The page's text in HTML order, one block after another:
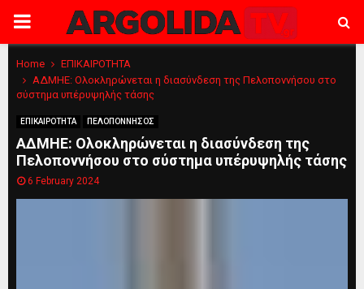
PRIMARY
MENU
Home
ΕΠΙΚΑΙΡΟΤΗΤΑ
ΑΔΜΗΕ: Ολοκληρώνεται η διασύνδεση της Πελοποννήσου στο
σύστημα υπέρυψηλής τάσης
ΕΠΙΚΑΙΡΟΤΗΤΑ ΠΕΛΟΠΟΝΝΗΣΟΣ
ΑΔΜΗΕ: Ολοκληρώνεται η διασύνδεση της
Πελοποννήσου στο σύστημα υπέρυψηλής τάσης
6 February 2024